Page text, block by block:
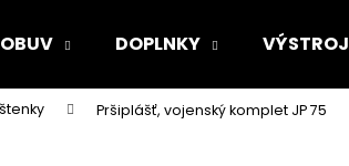
OBUV DOPLNKY VÝSTROJ
Pršiplášť, vojenský komplet JP 75
Čo potrebujete nájsť?